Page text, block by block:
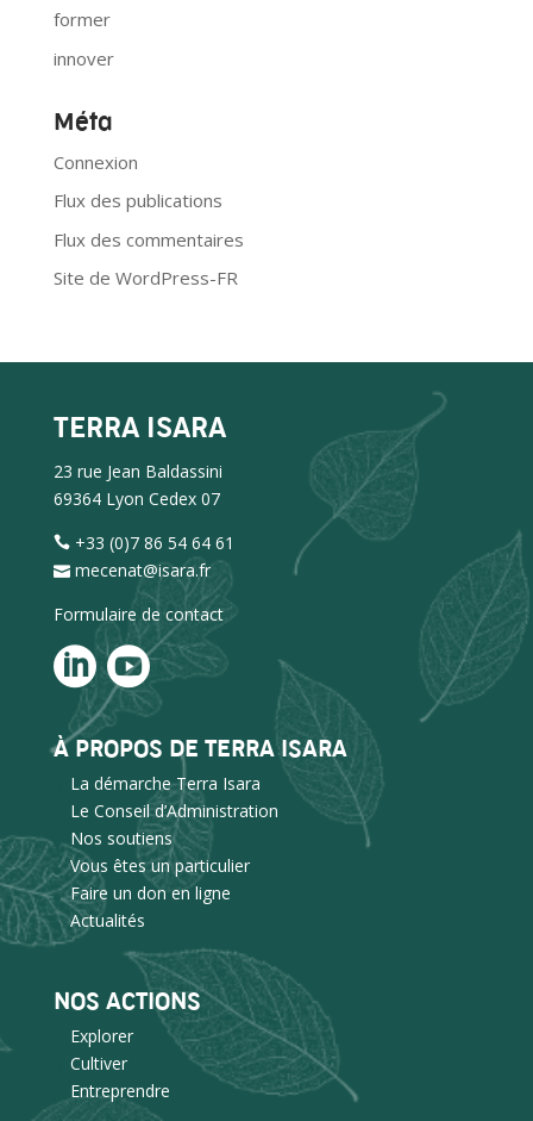
former
innover
Méta
Connexion
Flux des publications
Flux des commentaires
Site de WordPress-FR
TERRA ISARA
23 rue Jean Baldassini
69364 Lyon Cedex 07
+33 (0)7 86 54 64 61
mecenat@isara.fr
Formulaire de contact
À PROPOS DE TERRA ISARA
La démarche Terra Isara
Le Conseil d’Administration
Nos soutiens
Vous êtes un particulier
Faire un don en ligne
Actualités
NOS ACTIONS
Explorer
Cultiver
Entreprendre